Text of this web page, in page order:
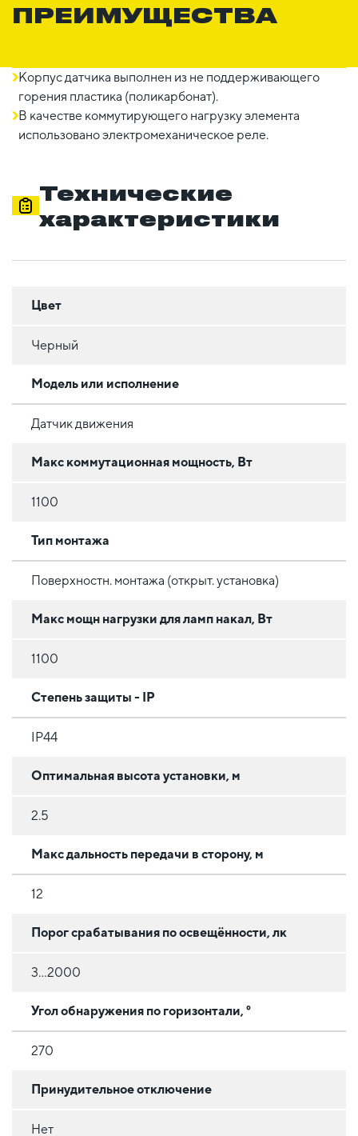
ПРЕИМУЩЕСТВА
Корпус датчика выполнен из не поддерживающего
горения пластика (поликарбонат).
В качестве коммутирующего нагрузку элемента
использовано электромеханическое реле.
Технические
характеристики
Цвет
Черный
Модель или исполнение
Датчик движения
Макс коммутационная мощность, Вт
1100
Тип монтажа
Поверхностн. монтажа (открыт. установка)
Макс мощн нагрузки для ламп накал, Вт
1100
Степень защиты - IP
IP44
Оптимальная высота установки, м
2.5
Макс дальность передачи в сторону, м
12
Порог срабатывания по освещённости, лк
3...2000
Угол обнаружения по горизонтали, °
270
Принудительное отключение
Нет